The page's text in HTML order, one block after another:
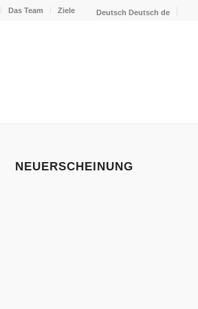
Das Team Ziele Deutsch Deutsch de
NEUERSCHEINUNG